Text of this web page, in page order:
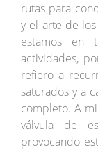
rutas para
y el arte de
estamos en
actividades,
refiero a
saturados y a
completo. A
válvula de
provocando